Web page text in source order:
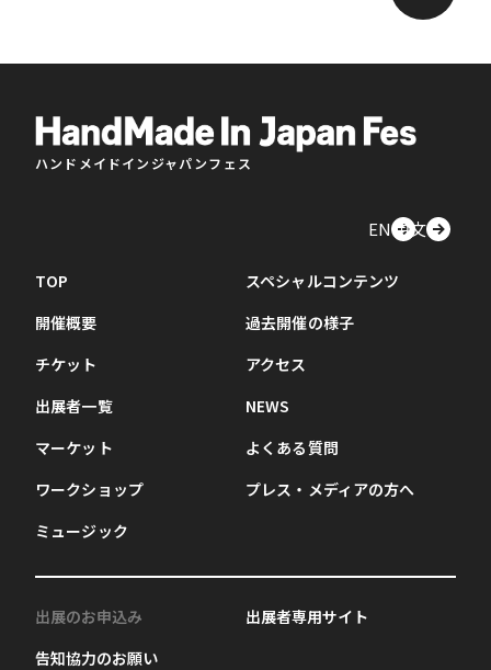
ハンドメイドインジャパンフェス
EN中文
TOP
開催概要
チケット
出展者一覧
マーケット
ワークショップ
ミュージック
スペシャルコンテンツ
過去開催の様子
アクセス
NEWS
よくある質問
プレス・メディアの方へ
出展のお申込み
告知協力のお願い
出展者専用サイト